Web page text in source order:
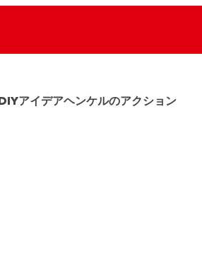
DIYアイデアヘンケルのアクション